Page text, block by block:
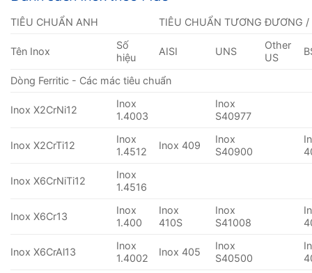
TIÊU CHUẨN ANH TIÊU CHUẨN TƯƠNG ĐƯƠNG /
Tên Inox
Số
hiệu
AISI UNS
Other
US
Dòng Ferritic - Các mác tiêu chuẩn
Inox X2CrNi12
Inox
1.4003
Inox
S40977
Inox X2CrTi12
Inox
1.4512
Inox 409
Inox
S40900
Inox X6CrNiTi12
Inox
1.4516
Inox X6Cr13
Inox
1.400
Inox
410S
Inox
S41008
Inox X6CrAl13
Inox
1.4002
Inox 405
Inox
S40500